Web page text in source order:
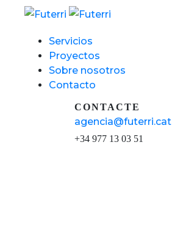
Servicios
Proyectos
Sobre nosotros
Contacto
CONTACTE
agencia@futerri.cat
+34 977 13 03 51